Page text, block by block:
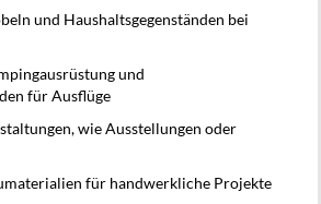
und Haushaltsgegenständen bei
und
für Ausflüge
wie Ausstellungen oder
für handwerkliche Projekte